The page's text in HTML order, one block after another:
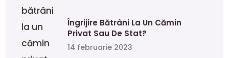
Îngrijire Bătrâni La Un Cămin
Privat Sau De Stat?
14 februarie 2023